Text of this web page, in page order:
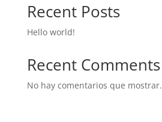
Recent Posts
Hello world!
Recent Comments
No hay comentarios que mostrar.